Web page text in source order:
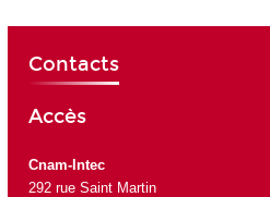
Contacts
Accès
Cnam-Intec
292 rue Saint Martin